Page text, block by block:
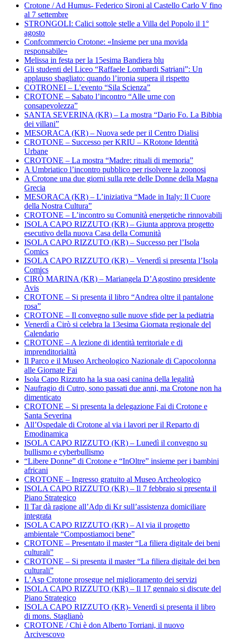
Crotone / Ad Humus- Federico Sironi al Castello Carlo V fino
al 7 settembre
STRONGOLI: Calici sottole stelle a Villa del Popolo il 1°
agosto
Confcommercio Crotone: «Insieme per una movida
responsabile»
Melissa in festa per la 15esima Bandiera blu
Gli studenti del Liceo “Raffaele Lombardi Satriani”: Un
applauso sbagliato: quando l’ironia supera il rispetto
COTRONEI – L’evento “Sila Scienza”
CROTONE – Sabato l’incontro “Alle urne con
consapevolezza”
SANTA SEVERINA (KR) – La mostra “Dario Fo. La Bibbia
dei villani”
MESORACA (KR) – Nuova sede per il Centro Dialisi
CROTONE – Successo per KRIU – KRotone Identità
Urbane
CROTONE – La mostra “Madre: rituali di memoria”
A Umbriatico l’incontro pubblico per risolvere la zoonosi
A Crotone una due giorni sulla rete delle Donne della Magna
Grecia
MESORACA (KR) – L’iniziativa “Made in Italy: Il Cuore
della Nostra Cultura”
CROTONE – L’incontro su Comunità energetiche rinnovabili
ISOLA CAPO RIZZUTO (KR) – Giunta approva progetto
esecutivo della nuova Casa della Comunità
ISOLA CAPO RIZZUTO (KR) – Successo per l’Isola
Comics
ISOLA CAPO RIZZUTO (KR) – Venerdì si presenta l’Isola
Comics
CIRÒ MARINA (KR) – Mariangela D’Agostino presidente
Avis
CROTONE – Si presenta il libro “Andrea oltre il pantalone
rosa”
CROTONE – Il convegno sulle nuove sfide per la pediatria
Venerdì a Cirò si celebra la 13esima Giornata regionale del
Calendario
CROTONE – A lezione di identità territoriale e di
imprenditorialità
Il Parco e il Museo Archeologico Nazionale di Capocolonna
alle Giornate Fai
Isola Capo Rizzuto ha la sua oasi canina della legalità
Naufragio di Cutro, sono passati due anni, ma Crotone non ha
dimenticato
CROTONE – Si presenta la delegazione Fai di Crotone e
Santa Severina
All’Ospedale di Crotone al via i lavori per il Reparto di
Emodinamica
ISOLA CAPO RIZZUTO (KR) – Lunedì il convegno su
bullismo e cyberbullismo
“Libere Donne” di Crotone e “InOltre” insieme per i bambini
africani
CROTONE – Ingresso gratuito al Museo Archeologico
ISOLA CAPO RIZZUTO (KR) – Il 7 febbraio si presenta il
Piano Strategico
Il Tar dà ragione all’Adp di Kr sull’assistenza domiciliare
integrata
ISOLA CAPO RIZZUTO (KR) – Al via il progetto
ambientale “Compostiamoci bene”
CROTONE – Presentato il master “La filiera digitale dei beni
culturali”
CROTONE – Si presenta il master “La filiera digitale dei ben
culturali”
L’Asp Crotone prosegue nel miglioramento dei servizi
ISOLA CAPO RIZZUTO (KR) – Il 17 gennaio si discute del
Piano Strategico
ISOLA CAPO RIZZUTO (KR)- Venerdì si presenta il libro
di mons. Staglianò
CROTONE / Chi è don Alberto Torriani, il nuovo
Arcivescovo